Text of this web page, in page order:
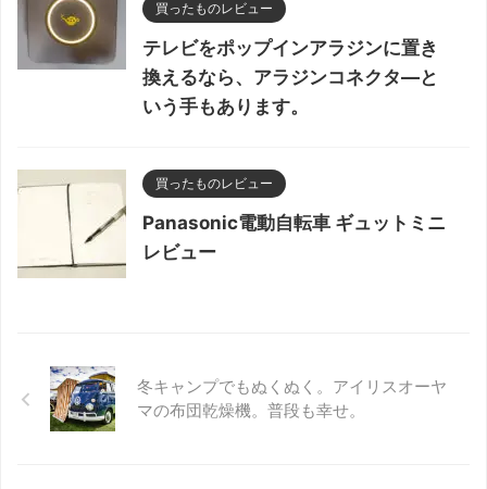
買ったものレビュー
テレビをポップインアラジンに置き
換えるなら、アラジンコネクタ―と
いう手もあります。
買ったものレビュー
Panasonic電動自転車 ギュットミニ
レビュー
冬キャンプでもぬくぬく。アイリスオーヤ
マの布団乾燥機。普段も幸せ。